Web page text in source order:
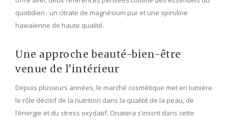
quotidien : un citrate de magnésium pur et une spiruline
hawaïenne de haute qualité.
Une approche beauté-bien-être
venue de l’intérieur
Depuis plusieurs années, le marché cosmétique met en lumière
le rôle décisif de la nutrition dans la qualité de la peau, de
l’énergie et du stress oxydatif. Onatera s’inscrit dans cette